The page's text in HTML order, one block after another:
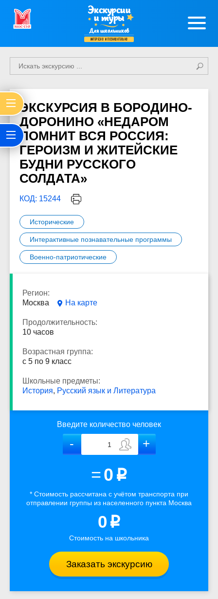
Экскурсии
и туры
Для школьников
интересно и познавательно
ЭКСКУРСИЯ В БОРОДИНО-
ДОРОНИНО «НЕДАРОМ
ПОМНИТ ВСЯ РОССИЯ:
ГЕРОИЗМ И ЖИТЕЙСКИЕ
БУДНИ РУССКОГО
СОЛДАТА»
КОД: 15244
Исторические
Интерактивные познавательные программы
Военно-патриотические
Регион:
Москва
На карте
Продолжительность:
10 часов
Возрастная группа:
с 5 по 9 класс
Школьные предметы:
История, Русский язык и Литература
Введите количество человек
=0 p
* Стоимость рассчитана с учётом транспорта при
отправлении группы из населенного пункта Москва
0 p
Стоимость на школьника
Заказать экскурсию